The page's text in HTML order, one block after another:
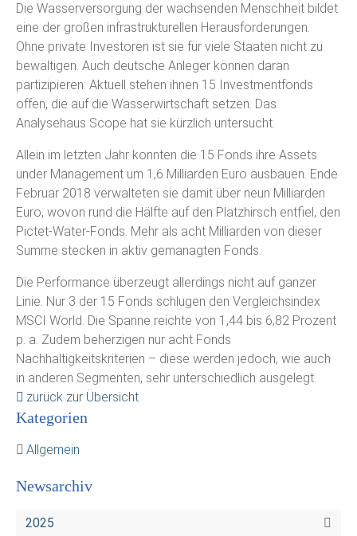
Die Wasserversorgung der wachsenden Menschheit bildet
eine der großen infrastrukturellen Herausforderungen.
Ohne private Investoren ist sie für viele Staaten nicht zu
bewältigen. Auch deutsche Anleger können daran
partizipieren: Aktuell stehen ihnen 15 Investmentfonds
offen, die auf die Wasserwirtschaft setzen. Das
Analysehaus Scope hat sie kürzlich untersucht.
Allein im letzten Jahr konnten die 15 Fonds ihre Assets
under Management um 1,6 Milliarden Euro ausbauen. Ende
Februar 2018 verwalteten sie damit über neun Milliarden
Euro, wovon rund die Hälfte auf den Platzhirsch entfiel, den
Pictet-Water-Fonds. Mehr als acht Milliarden von dieser
Summe stecken in aktiv gemanagten Fonds.
Die Performance überzeugt allerdings nicht auf ganzer
Linie. Nur 3 der 15 Fonds schlugen den Vergleichsindex
MSCI World. Die Spanne reichte von 1,44 bis 6,82 Prozent
p. a. Zudem beherzigen nur acht Fonds
Nachhaltigkeitskriterien – diese werden jedoch, wie auch
in anderen Segmenten, sehr unterschiedlich ausgelegt.
zurück zur Übersicht
Kategorien
Allgemein
Newsarchiv
2025